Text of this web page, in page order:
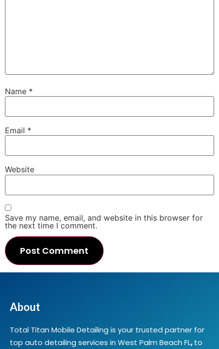
Name *
Email *
Website
Save my name, email, and website in this browser for
the next time I comment.
About
Total Titan Mobile Detailing is your trusted partner for
top auto detailing services in West Palm Beach FL,to